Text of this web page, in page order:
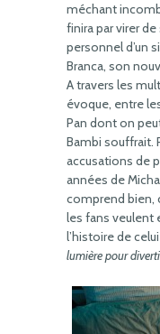
méchant
finira par virer
personnel d’un
Branca, son
A travers les
évoque, entre
Pan dont on
Bambi souffrait.
accusations de
années de
comprend bien,
les fans veulent
l’histoire de
lumière pour